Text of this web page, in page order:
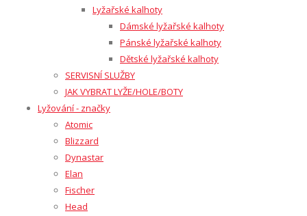
Lyžařské kalhoty
Dámské lyžařské kalhoty
Pánské lyžařské kalhoty
Dětské lyžařské kalhoty
SERVISNÍ SLUŽBY
JAK VYBRAT LYŽE/HOLE/BOTY
Lyžování - značky
Atomic
Blizzard
Dynastar
Elan
Fischer
Head